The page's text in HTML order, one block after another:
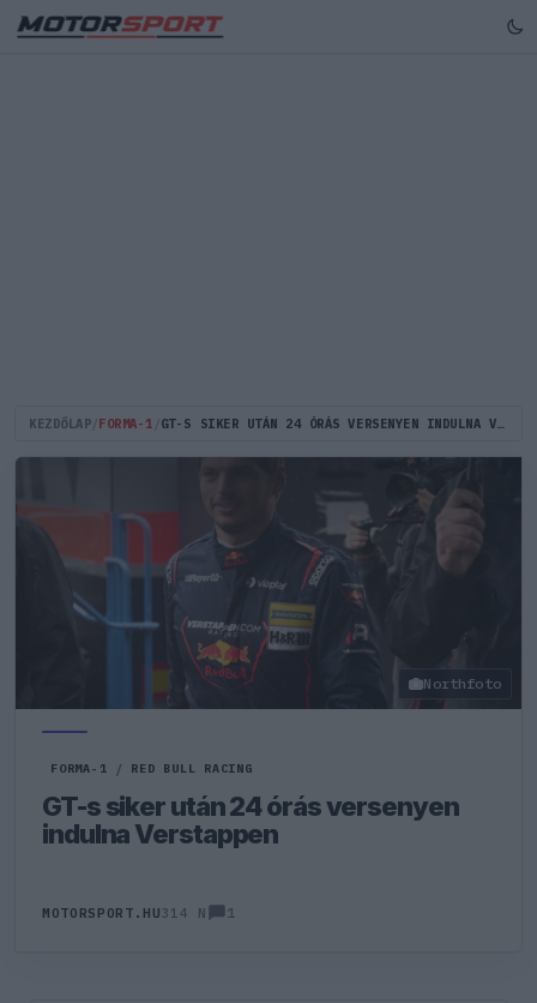
KEZDŐLAP FORMA-1 GT-S SIKER UTÁN 24 ÓRÁS VERSENYEN INDULNA VERSTAPPEN
Northfoto
FORMA-1 / RED BULL RACING
GT-s siker után 24 órás versenyen
indulna Verstappen
MOTORSPORT.HU314 N 1